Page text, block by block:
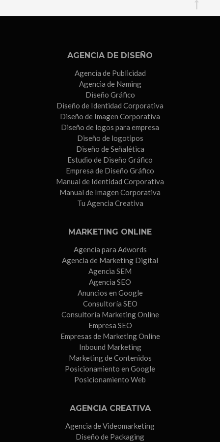
AGENCIA DE DISEÑO
Agencia de Publicidad
Agencia de Naming
Diseño Gráfico
Diseño de Identidad Corporativa
Diseño de Imagen Corporativa
Diseño de logos para empresa
Diseño de logotipos
Diseño de Señalética
Estudio de Diseño Gráfico
Empresa de Diseño Gráfico
Manual de Identidad Corporativa
Manual de Imagen Corporativa
Tu Agencia Creativa
MARKETING ONLINE
Agencia para Adwords
Agencia de Marketing Digital
Agencia SEM
Agencia SEO
Anuncios en Google
Consultoría SEO
Consultoría Marketing Online
Empresa SEO
Empresas de Marketing Online
Inbound Marketing
Marketing de Contenidos
Posicionamiento en Google
Posicionamiento Web
AGENCIA CREATIVA
Agencia de Videomarketing
Diseño de Packaging